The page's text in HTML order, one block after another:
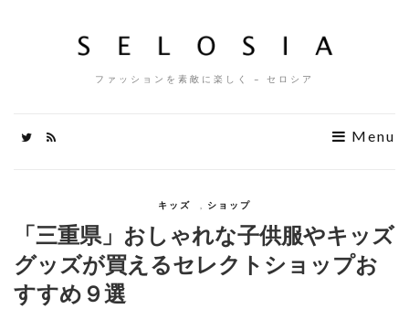
ファッションを素敵に楽しく – セロシア
Menu
キッズ ショップ
「三重県」おしゃれな子供服やキッズ
グッズが買えるセレクトショップお
すすめ９選